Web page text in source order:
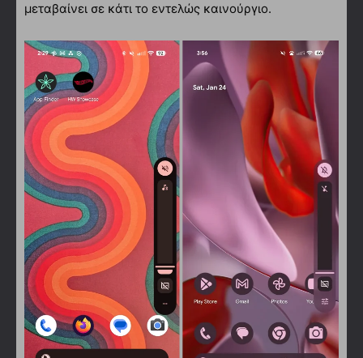
μεταβαίνει σε κάτι το εντελώς καινούργιο.